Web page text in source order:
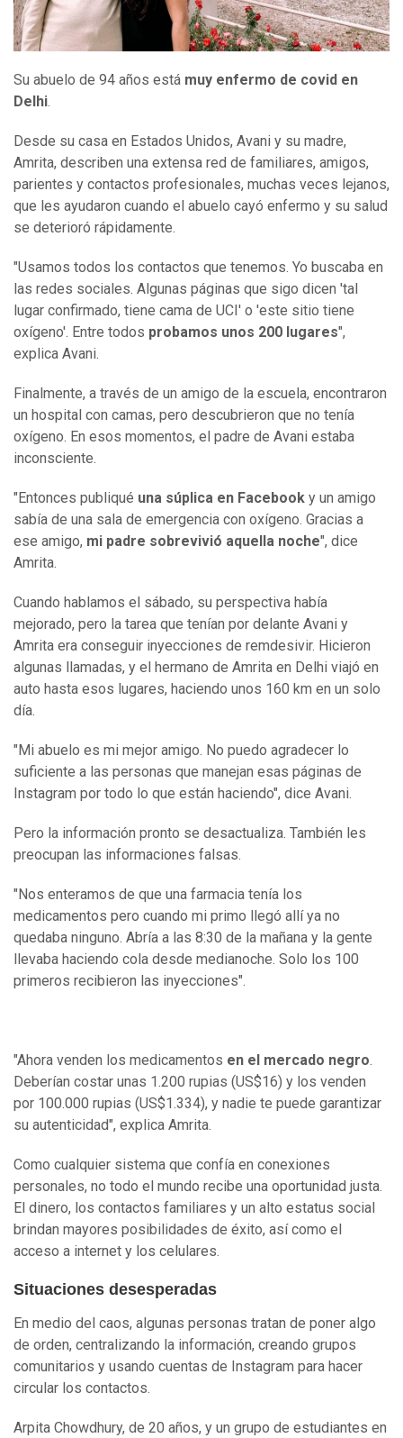
Su abuelo de 94 años está muy enfermo de covid en
Delhi.
Desde su casa en Estados Unidos, Avani y su madre,
Amrita, describen una extensa red de familiares, amigos,
parientes y contactos profesionales, muchas veces lejanos,
que les ayudaron cuando el abuelo cayó enfermo y su salud
se deterioró rápidamente.
"Usamos todos los contactos que tenemos. Yo buscaba en
las redes sociales. Algunas páginas que sigo dicen 'tal
lugar confirmado, tiene cama de UCI' o 'este sitio tiene
oxígeno'. Entre todos probamos unos 200 lugares",
explica Avani.
Finalmente, a través de un amigo de la escuela, encontraron
un hospital con camas, pero descubrieron que no tenía
oxígeno. En esos momentos, el padre de Avani estaba
inconsciente.
"Entonces publiqué una súplica en Facebook y un amigo
sabía de una sala de emergencia con oxígeno. Gracias a
ese amigo, mi padre sobrevivió aquella noche", dice
Amrita.
Cuando hablamos el sábado, su perspectiva había
mejorado, pero la tarea que tenían por delante Avani y
Amrita era conseguir inyecciones de remdesivir. Hicieron
algunas llamadas, y el hermano de Amrita en Delhi viajó en
auto hasta esos lugares, haciendo unos 160 km en un solo
día.
"Mi abuelo es mi mejor amigo. No puedo agradecer lo
suficiente a las personas que manejan esas páginas de
Instagram por todo lo que están haciendo", dice Avani.
Pero la información pronto se desactualiza. También les
preocupan las informaciones falsas.
"Nos enteramos de que una farmacia tenía los
medicamentos pero cuando mi primo llegó allí ya no
quedaba ninguno. Abría a las 8:30 de la mañana y la gente
llevaba haciendo cola desde medianoche. Solo los 100
primeros recibieron las inyecciones".
"Ahora venden los medicamentos en el mercado negro.
Deberían costar unas 1.200 rupias (US$16) y los venden
por 100.000 rupias (US$1.334), y nadie te puede garantizar
su autenticidad", explica Amrita.
Como cualquier sistema que confía en conexiones
personales, no todo el mundo recibe una oportunidad justa.
El dinero, los contactos familiares y un alto estatus social
brindan mayores posibilidades de éxito, así como el
acceso a internet y los celulares.
Situaciones desesperadas
En medio del caos, algunas personas tratan de poner algo
de orden, centralizando la información, creando grupos
comunitarios y usando cuentas de Instagram para hacer
circular los contactos.
Arpita Chowdhury, de 20 años, y un grupo de estudiantes en